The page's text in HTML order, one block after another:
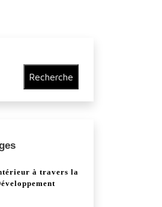
Recherche
à travers la